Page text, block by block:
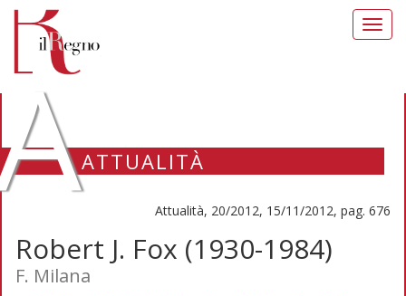
ATTUALITÀ
Attualità, 20/2012, 15/11/2012, pag. 676
Robert J. Fox (1930-1984)
F. Milana